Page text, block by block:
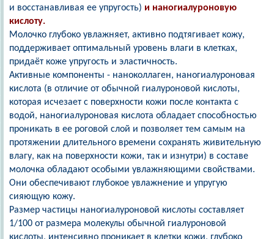
и восстанавливая ее упругость) и наногиалуроновую
кислоту.
Молочко глубоко увлажняет, активно подтягивает кожу,
поддерживает оптимальный уровень влаги в клетках,
придаёт коже упругость и эластичность.
Активные компоненты - наноколлаген, наногиалуроновая
кислота (в отличие от обычной гиалуроновой кислоты,
которая исчезает с поверхности кожи после контакта с
водой, наногиалуроновая кислота обладает способностью
проникать в ее роговой слой и позволяет тем самым на
протяжении длительного времени сохранять живительную
влагу, как на поверхности кожи, так и изнутри) в составе
молочка обладают особыми увлажняющими свойствами.
Они обеспечивают глубокое увлажнение и упругую
сияющую кожу.
Размер частицы наногиалуроновой кислоты составляет
1/100 от размера молекулы обычной гиалуроновой